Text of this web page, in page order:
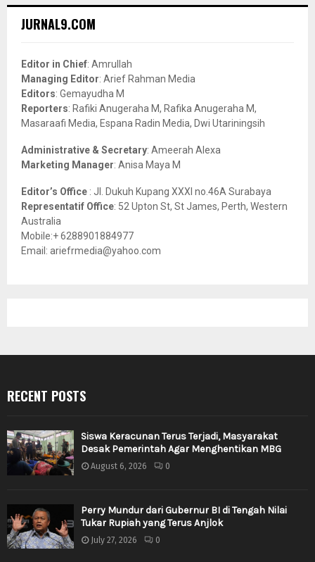
h
o
r
:
JURNAL9.COM
Editor in Chief: Amrullah
Managing Editor: Arief Rahman Media
Editors: Gemayudha M
Reporters: Rafiki Anugeraha M, Rafika Anugeraha M,
Masaraafi Media, Espana Radin Media, Dwi Utariningsih
Administrative & Secretary: Ameerah Alexa
Marketing Manager: Anisa Maya M
Editor’s Office : Jl. Dukuh Kupang XXXI no.46A Surabaya
Representatif Office: 52 Upton St, St James, Perth, Western
Australia
Mobile:+ 6288901884977
Email: ariefrmedia@yahoo.com
RECENT POSTS
Siswa Keracunan Terus Terjadi, Masyarakat
Desak Pemerintah Agar Menghentikan MBG
August 6, 2026 0
Perry Mundur dari Gubernur BI di Tengah Nilai
Tukar Rupiah yang Terus Anjlok
July 27, 2026 0